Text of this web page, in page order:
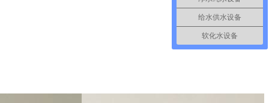
给水供水设备
软化水设备